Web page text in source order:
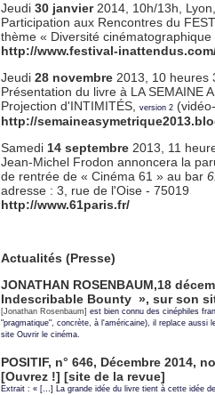
Jeudi 30 janvier2014, 10h/13h,
Participation aux Rencontres du
thème « Diversité
http://www.festival-
Jeudi 28 novembre 2013, 10 heures
Présentation du livre à LA SEMAINE
Projection d'INTIMITÉS,
version 2
http://
Samedi 14 septembre 2013, 11
Jean-Michel Frodon annoncera la
de rentrée de « Cinéma 61 » au bar
adresse : 3, rue de l'Oise - 75019
http://www.61paris.fr/
Actualités (Presse)
JONATHAN ROSENBAUM,18
Indescribable Bounty », sur son
[Jonathan Rosenbaum] est bien connu des cinéphiles
"pragmatique", concrète, à l'américaine), il replace aussi
site Ouvrir le cinéma.
POSITIF, n° 646, Décembre 2014,
[Ouvrez !] [site de la revue]
Extrait : « […] La grande idée du livre tient à cette idée